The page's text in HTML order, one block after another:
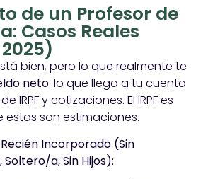
de un Profesor de
Casos Reales
bien, pero lo que realmente te
neto: lo que llega a tu cuenta
IRPF y cotizaciones. El IRPF es
estas son estimaciones.
Incorporado (Sin
a, Sin Hijos):